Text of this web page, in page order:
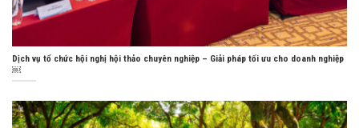
Dịch vụ tổ chức hội nghị hội thảo chuyên nghiệp – Giải pháp tối ưu cho doanh nghiệp
￼